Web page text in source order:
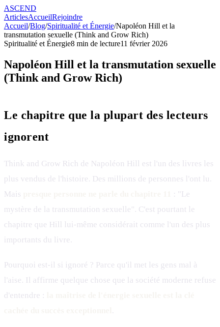
ASCEND
ArticlesAccueilRejoindre
Accueil/Blog/Spiritualité et Énergie/Napoléon Hill et la
transmutation sexuelle (Think and Grow Rich)
Spiritualité et Énergie8 min de lecture11 février 2026
Napoléon Hill et la transmutation sexuelle
(Think and Grow Rich)
Le chapitre que la plupart des lecteurs
ignorent
Think and Grow Rich de Napoléon Hill est l'un des livres les
plus vendus de l'histoire. Des millions de personnes l'ont lu.
Mais
: "Le
mystère de la transmutation sexuelle". C'est pourtant le
chapitre que Hill lui-même considérait comme l'un des plus
importants du livre.
Pourquoi est-il si ignoré ? Parce qu'il met les gens mal à
l'aise. Il affirme quelque chose que la société moderne refuse
d'entendre :
.